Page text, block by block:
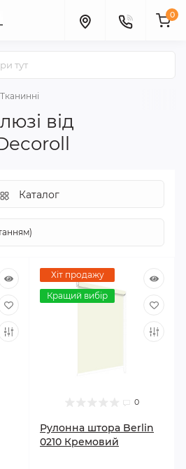
0
Тканинні
від
Каталог
Хіт продажу
Кращий вибір
0
Рулонна штора Berlin
0210 Кремовий